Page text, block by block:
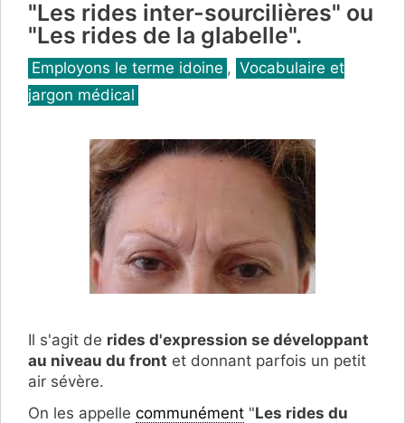
"Les rides inter-sourcilières" ou
"Les rides de la glabelle".
Catégories
Employons le terme idoine , Vocabulaire et
jargon médical
Il s'agit de rides d'expression se développant
au niveau du front et donnant parfois un petit
air sévère.
On les appelle communément "Les rides du